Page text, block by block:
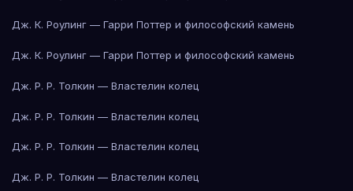
Дж. К. Роулинг — Гарри Поттер и философский камень
Дж. К. Роулинг — Гарри Поттер и философский камень
Дж. Р. Р. Толкин — Властелин колец
Дж. Р. Р. Толкин — Властелин колец
Дж. Р. Р. Толкин — Властелин колец
Дж. Р. Р. Толкин — Властелин колец